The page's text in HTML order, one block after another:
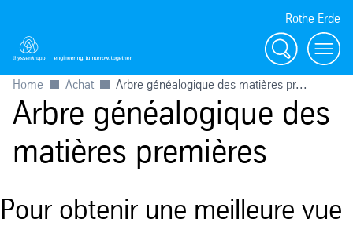
Rothe Erde
Chercher
Home Achat Arbre généalogique des matières pr...
Arbre généalogique des
matières premières
Pour obtenir une meilleure vue